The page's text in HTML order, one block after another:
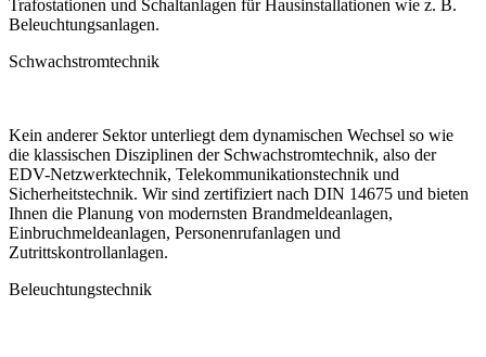
Trafostationen und Schaltanlagen für Hausinstallationen wie z. B.
Beleuchtungsanlagen.
Schwachstromtechnik
Kein anderer Sektor unterliegt dem dynamischen Wechsel so wie
die klassischen Disziplinen der Schwachstromtechnik, also der
EDV-Netzwerktechnik, Telekommunikationstechnik und
Sicherheitstechnik. Wir sind zertifiziert nach DIN 14675 und bieten
Ihnen die Planung von modernsten Brandmeldeanlagen,
Einbruchmeldeanlagen, Personenrufanlagen und
Zutrittskontrollanlagen.
Beleuchtungstechnik